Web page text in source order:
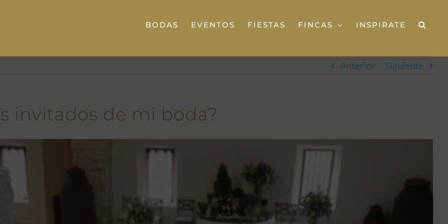
BODAS EVENTOS FIESTAS FINCAS INSPIRATE
Anterior Siguiente
invitados de mi boda?